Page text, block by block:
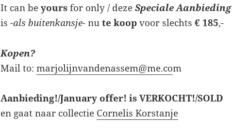
It can beyoursfor only / dezeSpeciale Aanbieding
is-als buitenkansje-nute koopvoor slechts€ 185,-
Kopen?
Mail to:marjolijnvandenassem@me.com
Aanbieding!/January offer! is VERKOCHT!/SOLD
en gaat naar collectie Cornelis Korstanje